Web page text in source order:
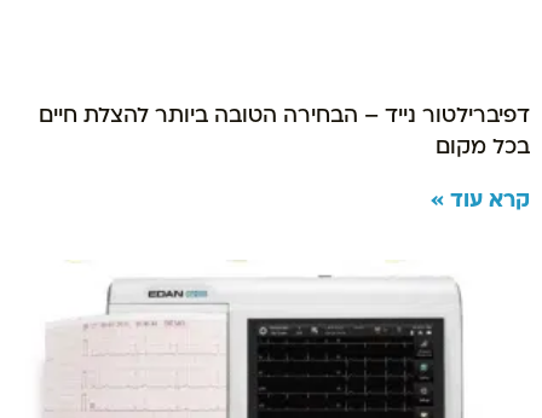
דפיברילטור נייד – הבחירה הטובה ביותר להצלת חיים
בכל מקום
קרא עוד »